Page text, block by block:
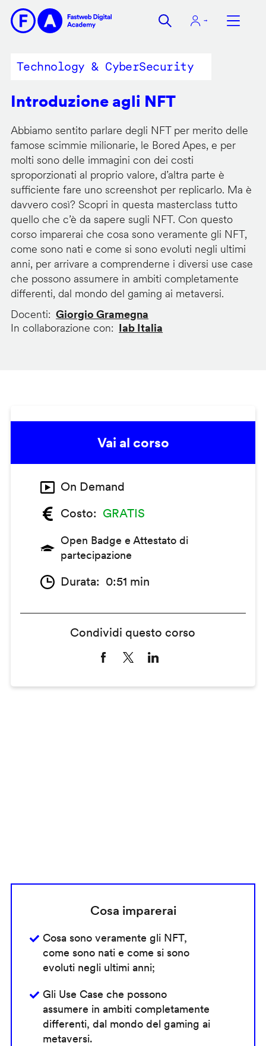
contenuto
Technology & CyberSecurity
Introduzione agli NFT
Abbiamo sentito parlare degli NFT per merito delle
famose scimmie milionarie, le Bored Apes, e per
molti sono delle immagini con dei costi
sproporzionati al proprio valore, d’altra parte è
sufficiente fare uno screenshot per replicarlo. Ma è
davvero così? Scopri in questa masterclass tutto
quello che c’è da sapere sugli NFT. Con questo
corso imparerai che cosa sono veramente gli NFT,
come sono nati e come si sono evoluti negli ultimi
anni, per arrivare a comprenderne i diversi use case
che possono assumere in ambiti completamente
differenti, dal mondo del gaming ai metaversi.
Docenti
Giorgio Gramegna
In collaborazione con
Iab Italia
Vai al corso
On Demand
Costo
GRATIS
Open Badge e Attestato di
partecipazione
Durata 0:51 min
Condividi questo corso
Cosa imparerai
Cosa sono veramente gli NFT,
come sono nati e come si sono
evoluti negli ultimi anni;
Gli Use Case che possono
assumere in ambiti completamente
differenti, dal mondo del gaming ai
metaversi.